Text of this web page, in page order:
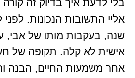
בלי לדעת איך בדיוק זה קורה
אליי התשובות הנכונות.
שנה, בעקבות מותו של אבי,
אישית לא קלה. תקופה של
אחר משמעות החיים, הבנה